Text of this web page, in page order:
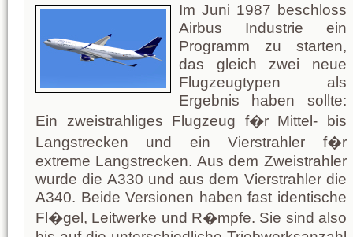
Im Juni 1987 beschloss
Airbus Industrie ein
Programm zu starten,
das gleich zwei neue
Flugzeugtypen als
Ergebnis haben sollte:
Ein zweistrahliges Flugzeug f�r Mittel- bis
Langstrecken und ein Vierstrahler f�r
extreme Langstrecken. Aus dem Zweistrahler
wurde die A330 und aus dem Vierstrahler die
A340. Beide Versionen haben fast identische
Fl�gel, Leitwerke und R�mpfe. Sie sind also